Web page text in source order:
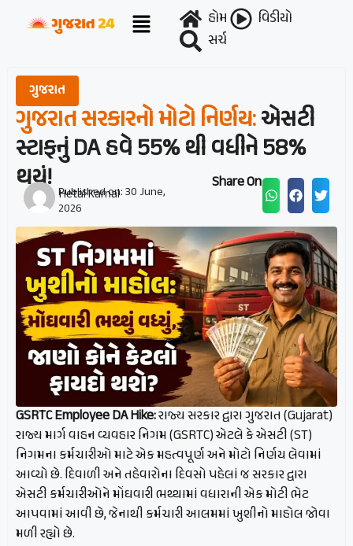
હોમ
વિડીયો
સર્ચ
ગુજરાત
ગુજરાત સરકારનો મોટો નિર્ણય:એસટી
સ્ટાફનું DA હવે 55% થી વધીને 58%
થયું! Hetal Karnal
Published on:30 June,
2026
Share On :
GSRTC Employee DA Hike:રાજ્ય સરકાર દ્વારા ગુજરાત (Gujarat)
રાજ્ય માર્ગ વાહન વ્યવહાર નિગમ (GSRTC) એટલે કે એસટી (ST)
નિગમના કર્મચારીઓ માટે એક મહત્વપૂર્ણ અને મોટો નિર્ણય લેવામાં
આવ્યો છે. દિવાળી અને તહેવારોના દિવસો પહેલાં જ સરકાર દ્વારા
એસટી કર્મચારીઓને મોંઘવારી ભથ્થામાં વધારાની એક મોટી ભેટ
આપવામાં આવી છે, જેનાથી કર્મચારી આલમમાં ખુશીનો માહોલ જોવા
મળી રહ્યો છે.